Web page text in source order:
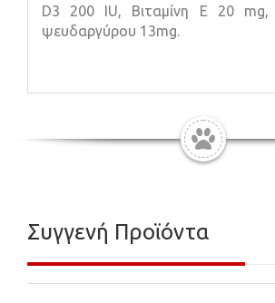
D3 200 IU, Βιταμίνη E 20 mg,
ψευδαργύρου 13mg.
Συγγενή Προϊόντα